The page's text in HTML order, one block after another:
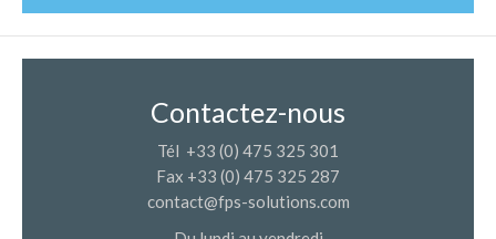
Contactez-nous
Tél +33 (0) 475 325 301
Fax +33 (0) 475 325 287
contact@fps-solutions.com